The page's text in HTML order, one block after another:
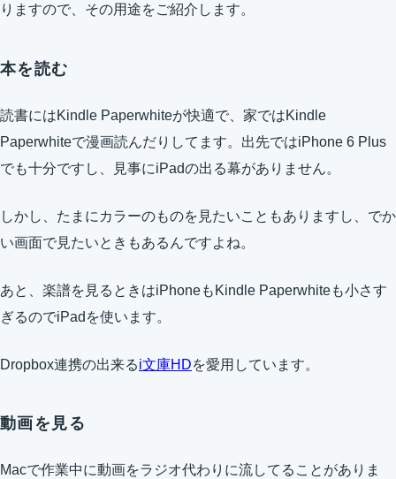
りますので、その用途をご紹介します。
本を読む
読書にはKindle Paperwhiteが快適で、家ではKindle
Paperwhiteで漫画読んだりしてます。出先ではiPhone 6 Plus
でも十分ですし、見事にiPadの出る幕がありません。
しかし、たまにカラーのものを見たいこともありますし、でか
い画面で見たいときもあるんですよね。
あと、楽譜を見るときはiPhoneもKindle Paperwhiteも小さす
ぎるのでiPadを使います。
Dropbox連携の出来るi文庫HDを愛用しています。
動画を見る
Macで作業中に動画をラジオ代わりに流してることがありま